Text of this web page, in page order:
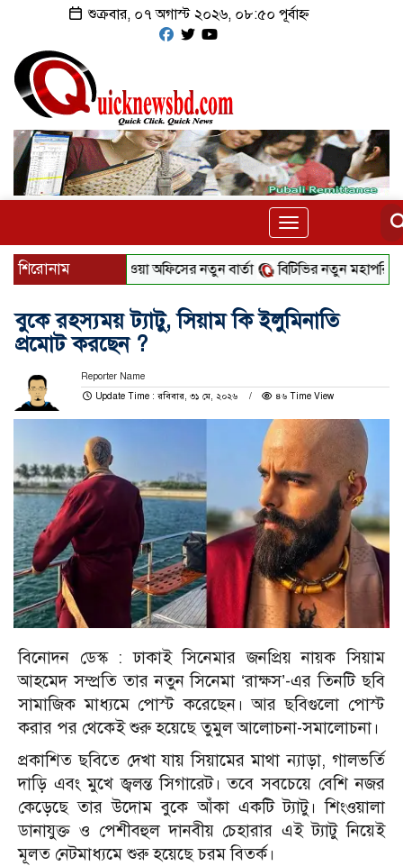
শুক্রবার, ০৭ অগাস্ট ২০২৬, ০৮:৫০ পূর্বাহ্ন
Toggle
navigation
শিরোনাম
বৃষ্টি নিয়ে আবহাওয়া অফিসের নতুন বার্তা বিটিভির নতুন মহাপরিচালক
বুকে রহস্যময় ট্যাটু, সিয়াম কি ইলুমিনাতি
প্রমোট করছেন ?
Reporter Name
Update Time : রবিবার, ৩১ মে, ২০২৬
৪৬ Time View
বিনোদন ডেস্ক :ঢাকাই সিনেমার জনপ্রিয় নায়ক সিয়াম
আহমেদ সম্প্রতি তার নতুন সিনেমা ‘রাক্ষস’-এর তিনটি ছবি
সামাজিক মাধ্যমে পোস্ট করেছেন। আর ছবিগুলো পোস্ট
করার পর থেকেই শুরু হয়েছে তুমুল আলোচনা-সমালোচনা।
প্রকাশিত ছবিতে দেখা যায় সিয়ামের মাথা ন্যাড়া, গালভর্তি
দাড়ি এবং মুখে জ্বলন্ত সিগারেট। তবে সবচেয়ে বেশি নজর
কেড়েছে তার উদোম বুকে আঁকা একটি ট্যাটু। শিংওয়ালা
ডানাযুক্ত ও পেশীবহুল দানবীয় চেহারার এই ট্যাটু নিয়েই
মূলত নেটমাধ্যমে শুরু হয়েছে চরম বিতর্ক।